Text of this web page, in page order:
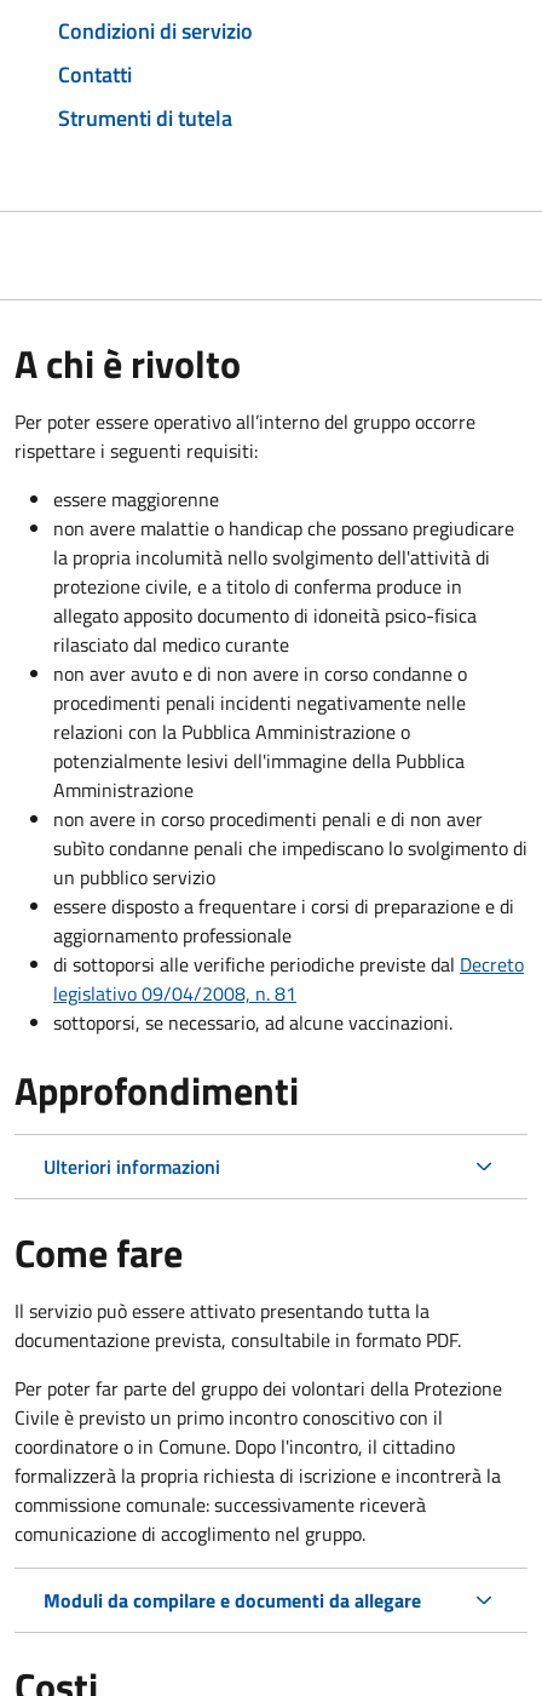
Condizioni di servizio
Contatti
Strumenti di tutela
A chi è rivolto
Per poter essere operativo all’interno del gruppo occorre
rispettare i seguenti requisiti:
essere maggiorenne
non avere malattie o handicap che possano pregiudicare
la propria incolumità nello svolgimento dell'attività di
protezione civile, e a titolo di conferma produce in
allegato apposito documento di idoneità psico-fisica
rilasciato dal medico curante
non aver avuto e di non avere in corso condanne o
procedimenti penali incidenti negativamente nelle
relazioni con la Pubblica Amministrazione o
potenzialmente lesivi dell'immagine della Pubblica
Amministrazione
non avere in corso procedimenti penali e di non aver
subìto condanne penali che impediscano lo svolgimento di
un pubblico servizio
essere disposto a frequentare i corsi di preparazione e di
aggiornamento professionale
di sottoporsi alle verifiche periodiche previste dal Decreto
legislativo 09/04/2008, n. 81
sottoporsi, se necessario, ad alcune vaccinazioni.
Approfondimenti
Ulteriori informazioni
Come fare
Il servizio può essere attivato presentando tutta la
documentazione prevista, consultabile in formato PDF.
Per poter far parte del gruppo dei volontari della Protezione
Civile è previsto un primo incontro conoscitivo con il
coordinatore o in Comune. Dopo l'incontro, il cittadino
formalizzerà la propria richiesta di iscrizione e incontrerà la
commissione comunale: successivamente riceverà
comunicazione di accoglimento nel gruppo.
Moduli da compilare e documenti da allegare